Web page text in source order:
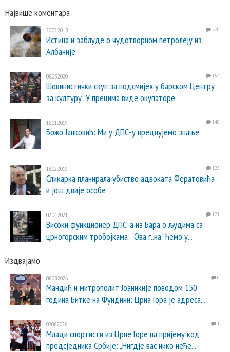
Највише коментара
20.02.2018. 270
Истина и заблуде о чудотворном петролеју из
Албаније
08.03.2020. 154
Шовинистички скуп за подсмијех у барском Центру
за културу: У прецима виде окупаторе
18.01.2019. 140
Божо Јанковић: Ми у ДПС-у вреднујемо знање
16.02.2019. 123
Сликарка планирала убиство адвоката Фератовића
и још двије особе
02.04.2021. 121
Високи функционер ДПС-а из Бара о људима са
црногорским тробојкама: "Ова г..на" ћемо у...
Издвајамо
08.08.2026. 0
Мандић и митрополит Јоаникије поводом 150
година Битке на Фундини: Црна Гора је адреса...
07.08.2026. 1
Млади спортисти из Црне Горе на пријему код
предсједника Србије: „Нигдје вас нико неће...